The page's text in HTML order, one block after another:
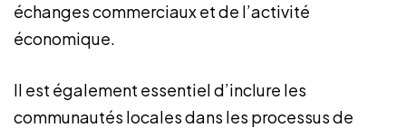
échanges commerciaux et de l’activité
économique.
Il est également essentiel d’inclure les
communautés locales dans les processus de